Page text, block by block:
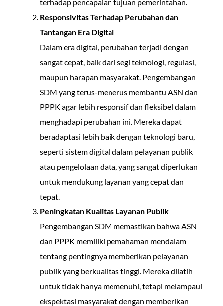
terhadap pencapaian tujuan pemerintahan.
Responsivitas Terhadap Perubahan dan
Tantangan Era Digital
Dalam era digital, perubahan terjadi dengan
sangat cepat, baik dari segi teknologi, regulasi,
maupun harapan masyarakat. Pengembangan
SDM yang terus-menerus membantu ASN dan
PPPK agar lebih responsif dan fleksibel dalam
menghadapi perubahan ini. Mereka dapat
beradaptasi lebih baik dengan teknologi baru,
seperti sistem digital dalam pelayanan publik
atau pengelolaan data, yang sangat diperlukan
untuk mendukung layanan yang cepat dan
tepat.
Peningkatan Kualitas Layanan Publik
Pengembangan SDM memastikan bahwa ASN
dan PPPK memiliki pemahaman mendalam
tentang pentingnya memberikan pelayanan
publik yang berkualitas tinggi. Mereka dilatih
untuk tidak hanya memenuhi, tetapi melampaui
ekspektasi masyarakat dengan memberikan